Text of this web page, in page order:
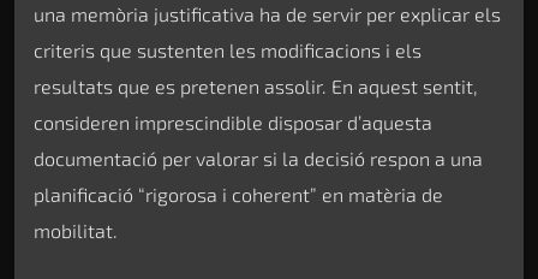
una memòria justificativa ha de servir per explicar els
criteris que sustenten les modificacions i els
resultats que es pretenen assolir. En aquest sentit,
consideren imprescindible disposar d’aquesta
documentació per valorar si la decisió respon a una
planificació “rigorosa i coherent” en matèria de
mobilitat.